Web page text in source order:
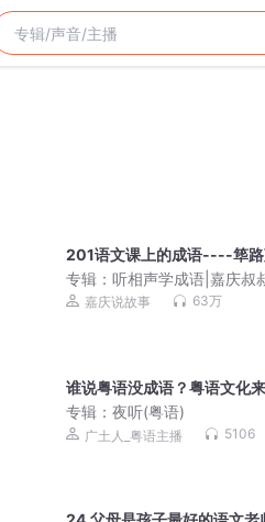
201语文课上的成语----筚路
专辑：听相声学成语|嘉庆叔
列 嘉庆说故事 63万
谁说粤语没成语？粤语文化
专辑：夜听(粤语)
广土人_粤语主播 5106